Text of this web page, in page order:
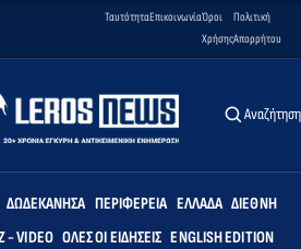
ΤαυτότηταΕπικοινωνίαΌροι
Χρήσης
Πολιτική
Απορρήτου
Αναζήτηση
ΔΩΔΕΚΆΝΗΣΑ ΠΕΡΙΦΈΡΕΙΑ ΕΛΛΆΔΑ ΔΙΕΘΝΉ
- VIDEO ΌΛΕΣ ΟΙ ΕΙΔΉΣΕΙΣ ENGLISH EDITION